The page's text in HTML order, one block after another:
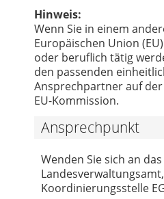
Hinweis:
Wenn Sie in einem
Europäischen Union
oder beruflich tätig
den passenden
Ansprechpartner auf
EU-Kommission.
Ansprechpunkt
Wenden Sie sich an das
Landesverwaltungsamt,
Koordinierungsstelle